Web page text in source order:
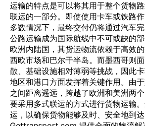
运输的特点是可以将其用于整个货物
联运的一部分。即使使用卡车或铁路
多数情况下，最终交付仍将通过汽车
公路运输成为国际航线中不可或缺的
欧洲内陆国，其货运物流依赖于高效
西欧市场和巴尔干半岛。而墨西哥则
散、基础设施相对薄弱等挑战，因此
地区和港口方面发挥着关键作用。由
之间距离遥远，跨越了欧洲和美洲两
要采用多式联运的方式进行货物运输
运，以确保货物能够及时、安全地到达